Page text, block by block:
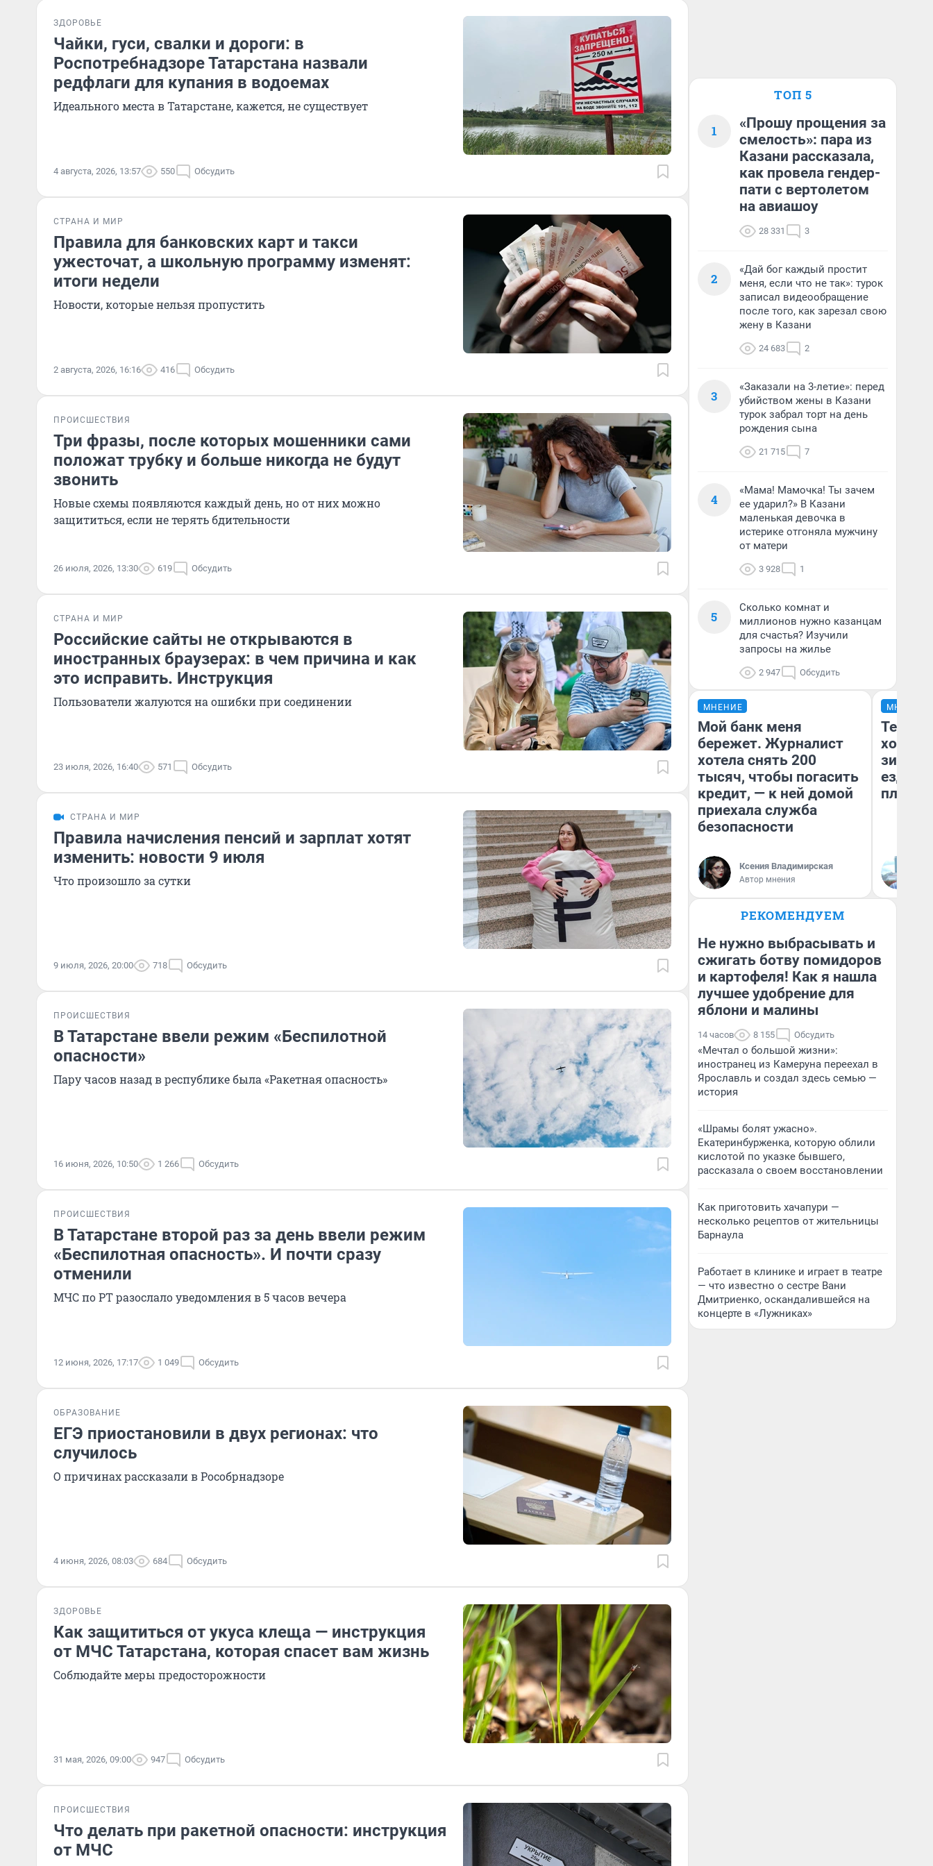
ЗДОРОВЬЕ
Чайки, гуси, свалки и дороги: в
Роспотребнадзоре Татарстана назвали
редфлаги для купания в водоемах
Идеального места в Татарстане, кажется, не существует
4 августа, 2026, 13:57 550 Обсудить
СТРАНА И МИР
Правила для банковских карт и такси
ужесточат, а школьную программу изменят:
итоги недели
Новости, которые нельзя пропустить
2 августа, 2026, 16:16 416 Обсудить
ПРОИСШЕСТВИЯ
Три фразы, после которых мошенники сами
положат трубку и больше никогда не будут
звонить
Новые схемы появляются каждый день, но от них можно
защититься, если не терять бдительности
26 июля, 2026, 13:30 619 Обсудить
СТРАНА И МИР
Российские сайты не открываются в
иностранных браузерах: в чем причина и как
это исправить. Инструкция
Пользователи жалуются на ошибки при соединении
23 июля, 2026, 16:40 571 Обсудить
СТРАНА И МИР
Правила начисления пенсий и зарплат хотят
изменить: новости 9 июля
Что произошло за сутки
9 июля, 2026, 20:00 718 Обсудить
ПРОИСШЕСТВИЯ
В Татарстане ввели режим «Беспилотной
опасности»
Пару часов назад в республике была «Ракетная опасность»
16 июня, 2026, 10:50 1 266 Обсудить
ПРОИСШЕСТВИЯ
В Татарстане второй раз за день ввели режим
«Беспилотная опасность». И почти сразу
отменили
МЧС по РТ разослало уведомления в 5 часов вечера
12 июня, 2026, 17:17 1 049 Обсудить
ОБРАЗОВАНИЕ
ЕГЭ приостановили в двух регионах: что
случилось
О причинах рассказали в Рособрнадзоре
4 июня, 2026, 08:03 684 Обсудить
ЗДОРОВЬЕ
Как защититься от укуса клеща — инструкция
от МЧС Татарстана, которая спасет вам жизнь
Соблюдайте меры предосторожности
31 мая, 2026, 09:00 947 Обсудить
ПРОИСШЕСТВИЯ
Что делать при ракетной опасности: инструкция
от МЧС
ТОП 5
1
«Прошу прощения за
смелость»: пара из
Казани рассказала,
как провела гендер-
пати с вертолетом
на авиашоу
28 331 3
2
«Дай бог каждый простит
меня, если что не так»: турок
записал видеообращение
после того, как зарезал свою
жену в Казани
24 683 2
3
«Заказали на 3-летие»: перед
убийством жены в Казани
турок забрал торт на день
рождения сына
21 715 7
4
«Мама! Мамочка! Ты зачем
ее ударил?» В Казани
маленькая девочка в
истерике отгоняла мужчину
от матери
3 928 1
5
Сколько комнат и
миллионов нужно казанцам
для счастья? Изучили
запросы на жилье
2 947 Обсудить
МНЕНИЕ
Мой банк меня
бережет. Журналист
хотела снять 200
тысяч, чтобы погасить
кредит, — к ней домой
приехала служба
безопасности
Ксения Владимирская
Автор мнения
МНЕНИЕ
Тепло
зимой.
ездит
плюсы
РЕКОМЕНДУЕМ
Не нужно выбрасывать и
сжигать ботву помидоров
и картофеля! Как я нашла
лучшее удобрение для
яблони и малины
14 часов 8 155 Обсудить
«Мечтал о большой жизни»:
иностранец из Камеруна переехал в
Ярославль и создал здесь семью —
история
«Шрамы болят ужасно».
Екатеринбурженка, которую облили
кислотой по указке бывшего,
рассказала о своем восстановлении
Как приготовить хачапури —
несколько рецептов от жительницы
Барнаула
Работает в клинике и играет в театре
— что известно о сестре Вани
Дмитриенко, оскандалившейся на
концерте в «Лужниках»